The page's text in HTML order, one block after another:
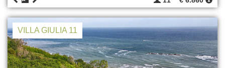
VILLA GIULIA 11